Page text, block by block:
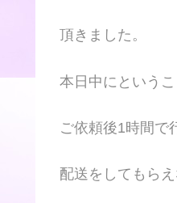
頂きました。
本日中にという
ご依頼後1時間で
配送をしてもら